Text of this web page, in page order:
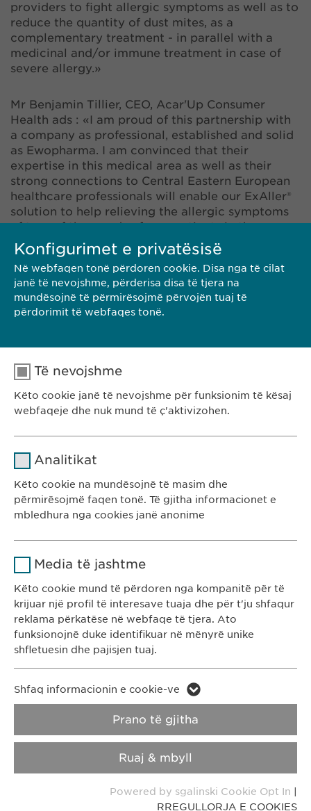
providers to fight allergic symptoms as well as to
reduce the quantity of dust mites, as a
complementary treatment - in parallel with a
medicinal and/or immune treatment in case of
severe allergy.»
Mr Benjamin Tillier, CEO, Acar'Up Consumer
Health ads : «I am proud of this partnership with
a company as professional, established and solid
as Ewopharma. I am convinced that their
expertise in this medical area as well as their
strong connections to Central Eastern European
healthcare professionals will enable our ExAller®
solution to help relieving the allergic symptoms
of tens of thousands of new patients in the years
to come.»
<< MBRAPA
Rr. Gazmend Zajmi 59
10000 Prishtinë
Kosovë
KONTAKTI
ewopharma-ks.com
RREGULLORJA E
PRIVATËSISË
RREGULLORJA E
COOKIES
Impressum
Konfigurimet e privatësisë
Në webfaqen tonë përdoren cookie. Disa nga të cilat
janë të nevojshme, përderisa disa të tjera na
mundësojnë të përmirësojmë përvojën tuaj të
përdorimit të webfaqes tonë.
Të nevojshme
Këto cookie janë të nevojshme për funksionim të kësaj
webfaqeje dhe nuk mund të ç'aktivizohen.
Kohëzgjatja 1 vit
Ruan gjendjen e pëlqimit të cookie-
Analitikat
Këto cookie na mundësojnë të masim dhe
përmirësojmë faqen tonë. Të gjitha informacionet e
mbledhura nga cookies janë anonime
Kohëzgjatja
Qëllimi Generates statistical data.
Emri vuid
Vimeo
website.
Media të jashtme
Këto cookie mund të përdoren nga kompanitë për të
krijuar një profil të interesave tuaja dhe për t'ju shfaqur
reklama përkatëse në webfaqe të tjera. Ato
funksionojnë duke identifikuar në mënyrë unike
shfletuesin dhe pajisjen tuaj.
Emri LinkedIn
LinkedIn
të integruara.
Shfaq informacionin e cookie-ve
Ruaj & mbyll
Prano të gjitha
Powered by sgalinski Cookie Opt In
RREGULLORJA E COOKIES